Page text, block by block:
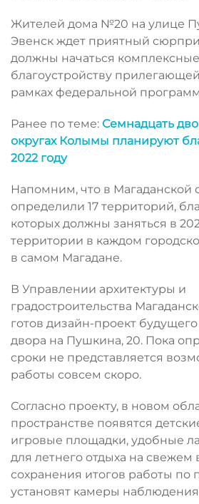
Жителей дома №20 на улице
Эвенск ждет приятный
должны начаться
благоустройству
рамках федеральной
Ранее по теме: Семнадцать
округах Колымы планируют
2022 году
Напомним, что в Магаданской
определили 17 территорий,
которых должны заняться в
территории в каждом
в самом Магадане.
В Управлении архитектуры и
градостроительства
готов дизайн-проект
двора на Пушкина, 20. Пока
сроки не представляется
работы совсем скоро.
Согласно проекту, в новом
пространстве появятся
игровые площадки, удобные
для летнего отдыха на свежем
сохранения итогов работы по
установят камеры